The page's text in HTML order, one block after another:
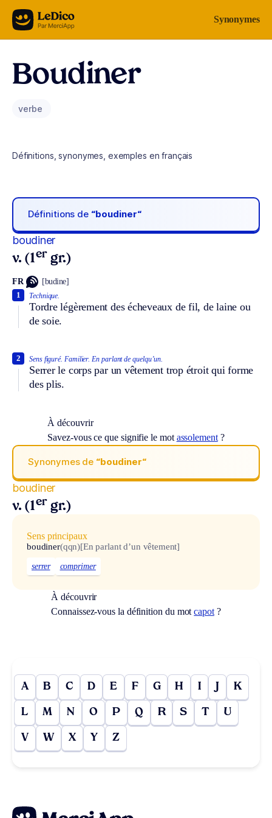
Aller au contenu Synonymes
Boudiner
verbe
Définitions, synonymes, exemples en français
Définitions de “boudiner“
boudiner
v. (1er gr.)
FR [budine]
Technique.
Tordre légèrement des écheveaux de fil, de laine ou
de soie.
1
Sens figuré. Familier. En parlant de quelqu’un.
Serrer le corps par un vêtement trop étroit qui forme
des plis.
2
À découvrir
Savez-vous ce que signifie le mot assolement?
Synonymes de “boudiner“
boudiner
v. (1er gr.)
Sens principaux
boudiner(qqn)[En parlant d’un vêtement]
serrer comprimer
À découvrir
Connaissez-vous la définition du motcapot?
A B C D E F G H I J K
L M N O P Q R S T U
V W X Y Z